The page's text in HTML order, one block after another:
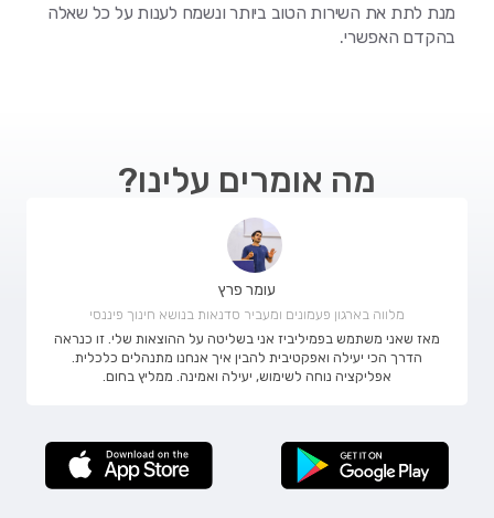
מנת לתת את השירות הטוב ביותר ונשמח לענות על כל שאלה
בהקדם האפשרי.
מה אומרים עלינו?
עומר פרץ
מלווה בארגון פעמונים ומעביר סדנאות בנושא חינוך פיננסי
מאז שאני משתמש בפמיליביז אני בשליטה על ההוצאות שלי. זו כנראה
הדרך הכי יעילה ואפקטיבית להבין איך אנחנו מתנהלים כלכלית.
אפליקציה נוחה לשימוש, יעילה ואמינה. ממליץ בחום.